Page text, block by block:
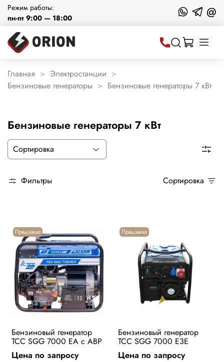
Режим работы:
пн-пт 9:00 — 18:00
@
Главная
Электростанции
Бензиновые генераторы
Бензиновые генераторы 7 кВт
Бензиновые генераторы 7 кВт
Фильтры Сортировка
Предзаказ
Бензиновый генератор
ТСС SGG 7000 EA с АВР
Цена по запросу
Предзаказ
Бензиновый генератор
ТСС SGG 7000 E3E
Цена по запросу